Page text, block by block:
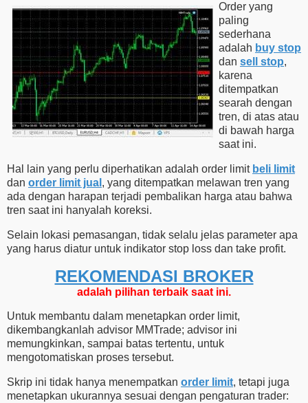
Order yang
paling
sederhana
adalah buy stop
dan sell stop,
karena
ditempatkan
searah dengan
tren, di atas atau
di bawah harga
saat ini.
Hal lain yang perlu diperhatikan adalah order limit beli limit
dan order limit jual , yang ditempatkan melawan tren yang
ada dengan harapan terjadi pembalikan harga atau bahwa
tren saat ini hanyalah koreksi.
Selain lokasi pemasangan, tidak selalu jelas parameter apa
yang harus diatur untuk indikator stop loss dan take profit.
REKOMENDASI ​​BROKER
adalah pilihan terbaik saat ini.
Untuk membantu dalam menetapkan order limit,
dikembangkanlah advisor MMTrade; advisor ini
memungkinkan, sampai batas tertentu, untuk
mengotomatiskan proses tersebut.
Skrip ini tidak hanya menempatkan order limit, tetapi juga
menetapkan ukurannya sesuai dengan pengaturan trader: